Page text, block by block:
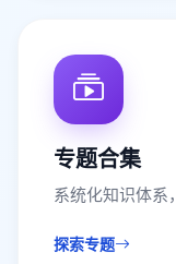
专题合集
系统化知识体系
探索专题